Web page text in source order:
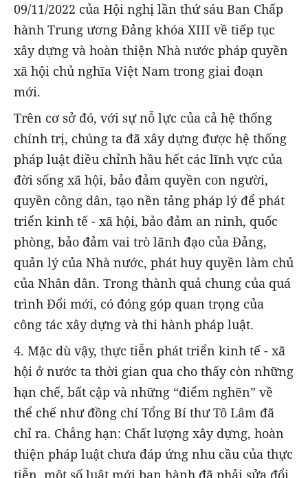
09/11/2022 của Hội nghị lần thứ sáu Ban Chấp
hành Trung ương Đảng khóa XIII về tiếp tục
xây dựng và hoàn thiện Nhà nước pháp quyền
xã hội chủ nghĩa Việt Nam trong giai đoạn
mới.
Trên cơ sở đó, với sự nỗ lực của cả hệ thống
chính trị, chúng ta đã xây dựng được hệ thống
pháp luật điều chỉnh hầu hết các lĩnh vực của
đời sống xã hội, bảo đảm quyền con người,
quyền công dân, tạo nền tảng pháp lý để phát
triển kinh tế - xã hội, bảo đảm an ninh, quốc
phòng, bảo đảm vai trò lãnh đạo của Đảng,
quản lý của Nhà nước, phát huy quyền làm chủ
của Nhân dân. Trong thành quả chung của quá
trình Đổi mới, có đóng góp quan trọng của
công tác xây dựng và thi hành pháp luật.
4. Mặc dù vậy, thực tiễn phát triển kinh tế - xã
hội ở nước ta thời gian qua cho thấy còn những
hạn chế, bất cập và những “điểm nghẽn” về
thể chế như đồng chí Tổng Bí thư Tô Lâm đã
chỉ ra. Chẳng hạn: Chất lượng xây dựng, hoàn
thiện pháp luật chưa đáp ứng nhu cầu của thực